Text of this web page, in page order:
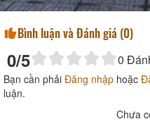
Bình luận và Đánh giá (0)
0/5 0
Bạn cần phải Đăng nhập hoặc
luận.
Chưa